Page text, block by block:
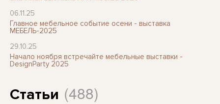
06.11.25
Главное мебельное событие осени - выставка
МЕБЕЛЬ-2025
29.10.25
Начало ноября встречайте мебельные выставки -
DesignParty 2025
Статьи (488)